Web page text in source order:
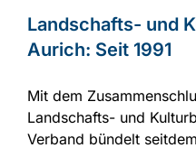
Landschafts- und
Aurich: Seit 1991
Mit dem
Landschafts- und
Verband bündelt